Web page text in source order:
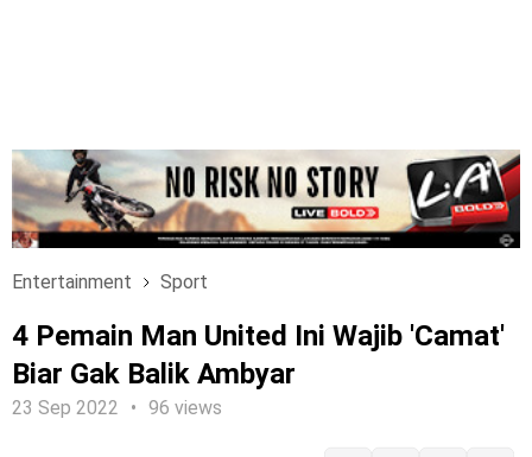
Entertainment Sport
4 Pemain Man United Ini Wajib 'Camat'
Biar Gak Balik Ambyar
23 Sep 2022 96 views